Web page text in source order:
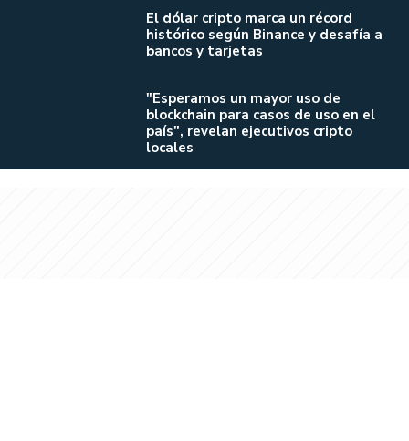
El dólar cripto marca un récord
histórico según Binance y desafía a
bancos y tarjetas
"Esperamos un mayor uso de
blockchain para casos de uso en el
país", revelan ejecutivos cripto
locales